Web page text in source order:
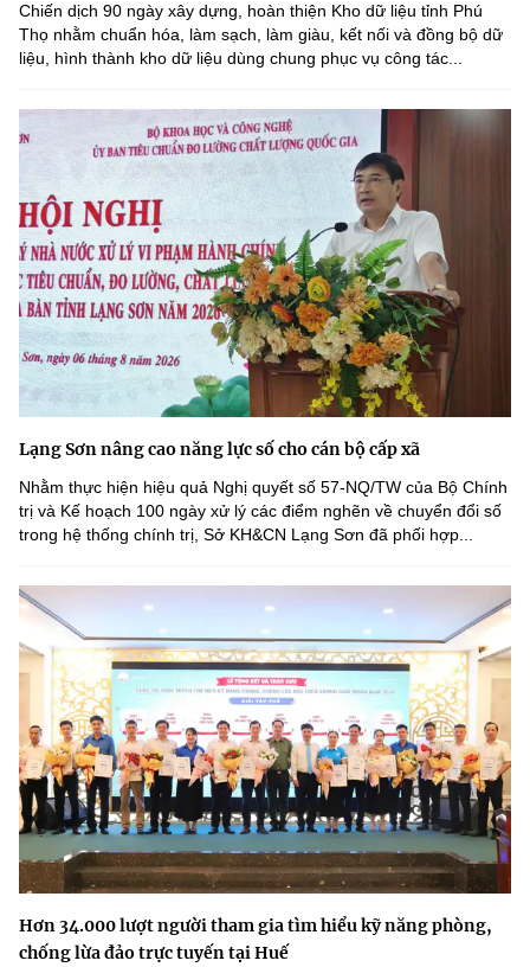
Chiến dịch 90 ngày xây dựng, hoàn thiện Kho dữ liệu tỉnh Phú
Thọ nhằm chuẩn hóa, làm sạch, làm giàu, kết nối và đồng bộ dữ
liệu, hình thành kho dữ liệu dùng chung phục vụ công tác...
Lạng Sơn nâng cao năng lực số cho cán bộ cấp xã
Nhằm thực hiện hiệu quả Nghị quyết số 57-NQ/TW của Bộ Chính
trị và Kế hoạch 100 ngày xử lý các điểm nghẽn về chuyển đổi số
trong hệ thống chính trị, Sở KH&CN Lạng Sơn đã phối hợp...
Hơn 34.000 lượt người tham gia tìm hiểu kỹ năng phòng,
chống lừa đảo trực tuyến tại Huế